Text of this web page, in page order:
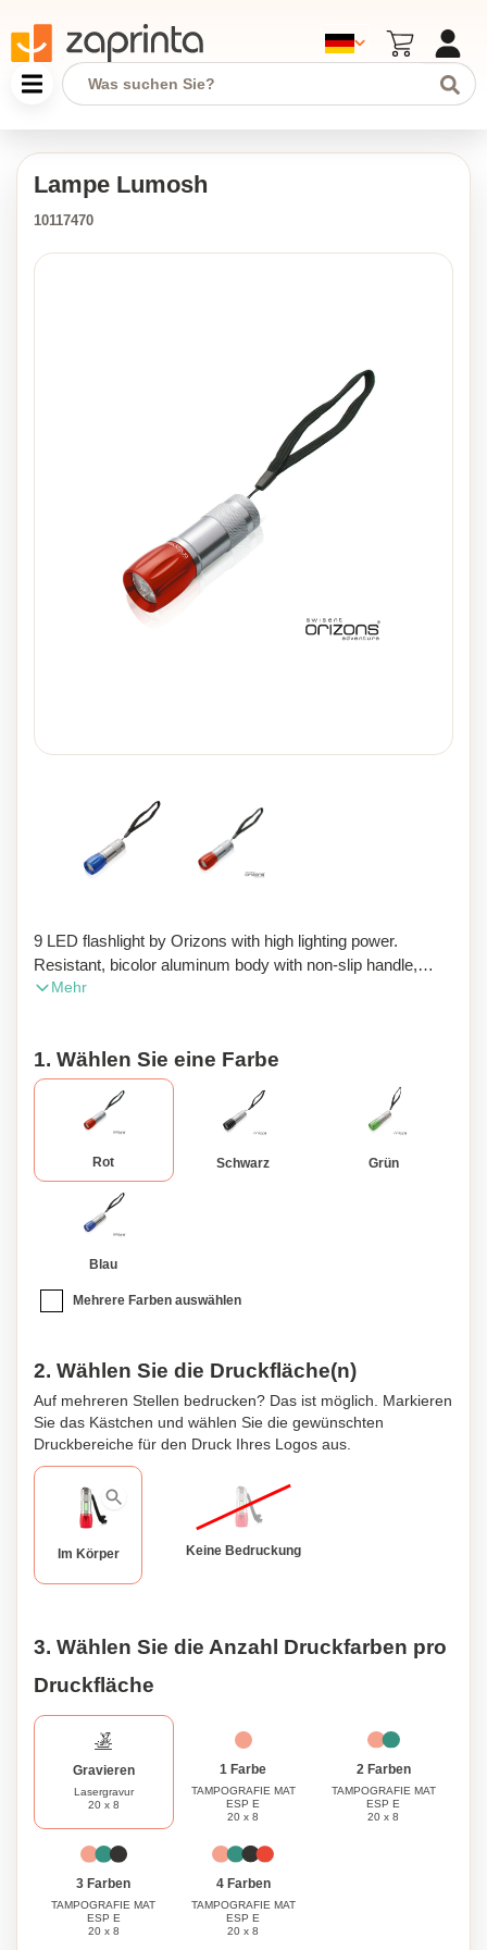
Lampe Lumosh
10117470
9 LED flashlight by Orizons with high lighting power.
Resistant, bicolor aluminum body with non-slip handle,
push-up mechanism protected with resistant rubber coating
brand logo.
Mehr
1. Wählen Sie eine Farbe
Rot Schwarz Grün
Blau
Mehrere Farben auswählen
2. Wählen Sie die Druckfläche(n)
Auf mehreren Stellen bedrucken? Das ist möglich. Markieren
Sie das Kästchen und wählen Sie die gewünschten
Druckbereiche für den Druck Ihres Logos aus.
Im Körper Keine Bedruckung
3. Wählen Sie die Anzahl Druckfarben pro
Druckfläche
Gravieren
Lasergravur
20 x 8
1 Farbe
TAMPOGRAFIE MAT
ESP E
20 x 8
2 Farben
TAMPOGRAFIE MAT
ESP E
20 x 8
3 Farben
TAMPOGRAFIE MAT
ESP E
20 x 8
4 Farben
TAMPOGRAFIE MAT
ESP E
20 x 8